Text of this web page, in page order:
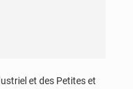
et des Petites et